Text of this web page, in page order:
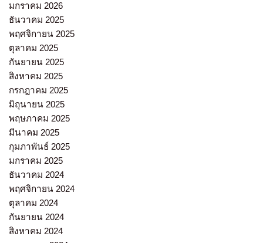
มกราคม 2026
ธันวาคม 2025
พฤศจิกายน 2025
ตุลาคม 2025
กันยายน 2025
สิงหาคม 2025
กรกฎาคม 2025
มิถุนายน 2025
พฤษภาคม 2025
มีนาคม 2025
กุมภาพันธ์ 2025
มกราคม 2025
ธันวาคม 2024
พฤศจิกายน 2024
ตุลาคม 2024
กันยายน 2024
สิงหาคม 2024